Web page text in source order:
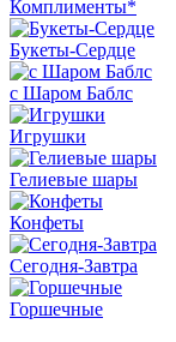
Комплименты*
Букеты-Сердце
с Шаром Баблс
Игрушки
Гелиевые шары
Конфеты
Сегодня-Завтра
Горшечные